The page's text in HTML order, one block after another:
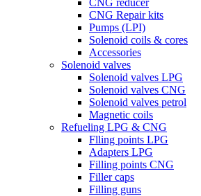
CNG Repair kits
Pumps (LPI)
Solenoid coils & cores
Accessories
Solenoid valves
Solenoid valves LPG
Solenoid valves CNG
Solenoid valves petrol
Magnetic coils
Refueling LPG & CNG
Flling points LPG
Adapters LPG
Filling points CNG
Filler caps
Filling guns